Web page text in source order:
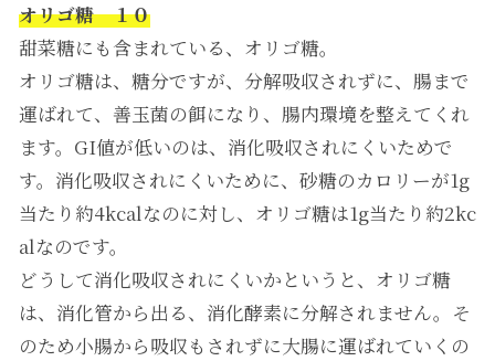
オリゴ糖 １０
甜菜糖にも含まれている、オリゴ糖。
オリゴ糖は、糖分ですが、分解吸収されずに、腸まで
運ばれて、善玉菌の餌になり、腸内環境を整えてくれ
ます。GI値が低いのは、消化吸収されにくいためで
す。消化吸収されにくいために、砂糖のカロリーが1g
当たり約4kcalなのに対し、オリゴ糖は1g当たり約2kc
alなのです。
どうして消化吸収されにくいかというと、オリゴ糖
は、消化管から出る、消化酵素に分解されません。そ
のため小腸から吸収もされずに大腸に運ばれていくの